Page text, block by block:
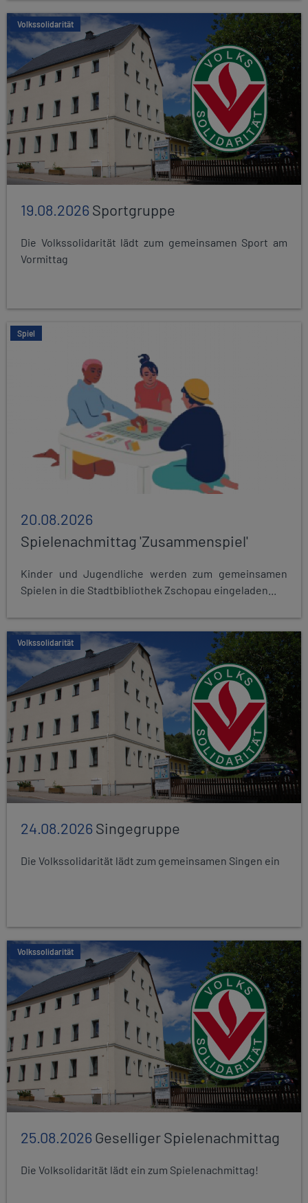
Volkssolidarität
19.08.2026Sportgruppe
Die Volkssolidarität lädt zum gemeinsamen Sport am
Vormittag
Spiel
20.08.2026
Spielenachmittag 'Zusammenspiel'
Kinder und Jugendliche werden zum gemeinsamen
Spielen in die Stadtbibliothek Zschopau eingeladen...
Volkssolidarität
24.08.2026Singegruppe
Die Volkssolidarität lädt zum gemeinsamen Singen ein
Volkssolidarität
25.08.2026Geselliger Spielenachmittag
Die Volksolidarität lädt ein zum Spielenachmittag!